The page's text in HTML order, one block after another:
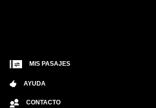
MIS PASAJES
AYUDA
CONTACTO